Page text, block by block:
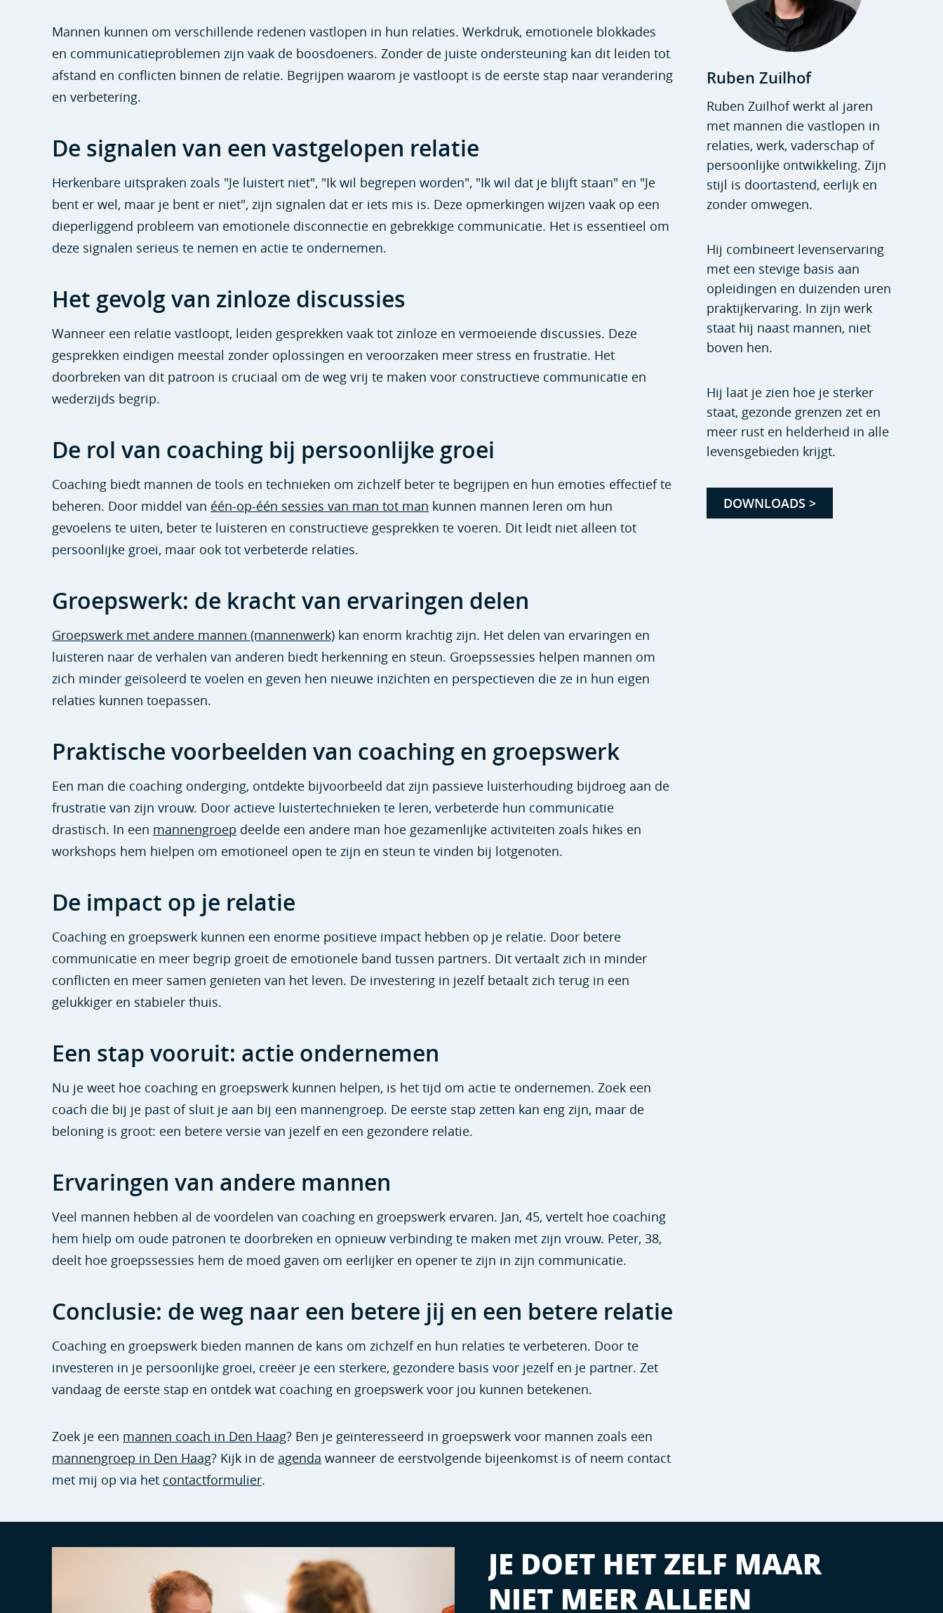
Mannen kunnen om verschillende redenen vastlopen in hun relaties. Werkdruk, emotionele blokkades
en communicatieproblemen zijn vaak de boosdoeners. Zonder de juiste ondersteuning kan dit leiden tot
afstand en conflicten binnen de relatie. Begrijpen waarom je vastloopt is de eerste stap naar verandering
en verbetering.
De signalen van een vastgelopen relatie
Herkenbare uitspraken zoals "Je luistert niet", "Ik wil begrepen worden", "Ik wil dat je blijft staan" en "Je
bent er wel, maar je bent er niet", zijn signalen dat er iets mis is. Deze opmerkingen wijzen vaak op een
dieperliggend probleem van emotionele disconnectie en gebrekkige communicatie. Het is essentieel om
deze signalen serieus te nemen en actie te ondernemen.
Het gevolg van zinloze discussies
Wanneer een relatie vastloopt, leiden gesprekken vaak tot zinloze en vermoeiende discussies. Deze
gesprekken eindigen meestal zonder oplossingen en veroorzaken meer stress en frustratie. Het
doorbreken van dit patroon is cruciaal om de weg vrij te maken voor constructieve communicatie en
wederzijds begrip.
De rol van coaching bij persoonlijke groei
Coaching biedt mannen de tools en technieken om zichzelf beter te begrijpen en hun emoties effectief te
beheren. Door middel van één-op-één sessies van man tot man kunnen mannen leren om hun
gevoelens te uiten, beter te luisteren en constructieve gesprekken te voeren. Dit leidt niet alleen tot
persoonlijke groei, maar ook tot verbeterde relaties.
Groepswerk: de kracht van ervaringen delen
Groepswerk met andere mannen (mannenwerk) kan enorm krachtig zijn. Het delen van ervaringen en
luisteren naar de verhalen van anderen biedt herkenning en steun. Groepssessies helpen mannen om
zich minder geïsoleerd te voelen en geven hen nieuwe inzichten en perspectieven die ze in hun eigen
relaties kunnen toepassen.
Praktische voorbeelden van coaching en groepswerk
Een man die coaching onderging, ontdekte bijvoorbeeld dat zijn passieve luisterhouding bijdroeg aan de
frustratie van zijn vrouw. Door actieve luistertechnieken te leren, verbeterde hun communicatie
drastisch. In een mannengroep deelde een andere man hoe gezamenlijke activiteiten zoals hikes en
workshops hem hielpen om emotioneel open te zijn en steun te vinden bij lotgenoten.
De impact op je relatie
Coaching en groepswerk kunnen een enorme positieve impact hebben op je relatie. Door betere
communicatie en meer begrip groeit de emotionele band tussen partners. Dit vertaalt zich in minder
conflicten en meer samen genieten van het leven. De investering in jezelf betaalt zich terug in een
gelukkiger en stabieler thuis.
Een stap vooruit: actie ondernemen
Nu je weet hoe coaching en groepswerk kunnen helpen, is het tijd om actie te ondernemen. Zoek een
coach die bij je past of sluit je aan bij een mannengroep. De eerste stap zetten kan eng zijn, maar de
beloning is groot: een betere versie van jezelf en een gezondere relatie.
Ervaringen van andere mannen
Veel mannen hebben al de voordelen van coaching en groepswerk ervaren. Jan, 45, vertelt hoe coaching
hem hielp om oude patronen te doorbreken en opnieuw verbinding te maken met zijn vrouw. Peter, 38,
deelt hoe groepssessies hem de moed gaven om eerlijker en opener te zijn in zijn communicatie.
Conclusie: de weg naar een betere jij en een betere relatie
Coaching en groepswerk bieden mannen de kans om zichzelf en hun relaties te verbeteren. Door te
investeren in je persoonlijke groei, creëer je een sterkere, gezondere basis voor jezelf en je partner. Zet
vandaag de eerste stap en ontdek wat coaching en groepswerk voor jou kunnen betekenen.
Zoek je een mannen coach in Den Haag? Ben je geïnteresseerd in groepswerk voor mannen zoals een
mannengroep in Den Haag? Kijk in de agenda wanneer de eerstvolgende bijeenkomst is of neem contact
met mij op via het contactformulier.
Ruben Zuilhof
Ruben Zuilhof werkt al jaren
met mannen die vastlopen in
relaties, werk, vaderschap of
persoonlijke ontwikkeling. Zijn
stijl is doortastend, eerlijk en
zonder omwegen.
Hij combineert levenservaring
met een stevige basis aan
opleidingen en duizenden uren
praktijkervaring. In zijn werk
staat hij naast mannen, niet
boven hen.
Hij laat je zien hoe je sterker
staat, gezonde grenzen zet en
meer rust en helderheid in alle
levensgebieden krijgt.
DOWNLOADS >
JE DOET HET ZELF MAAR
NIET MEER ALLEEN